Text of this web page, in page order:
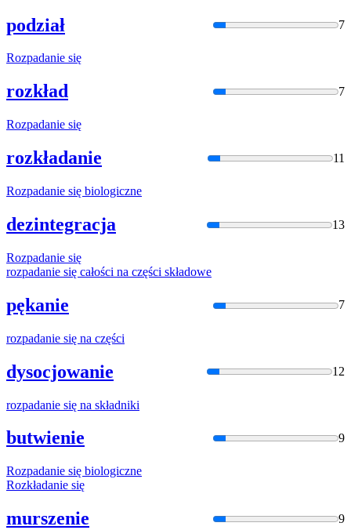
podział 7
Rozpadanie się
rozkład 7
Rozpadanie się
rozkładanie 11
Rozpadanie się biologiczne
dezintegracja 13
Rozpadanie się
rozpadanie się całości na części składowe
pękanie 7
rozpadanie się na części
dysocjowanie 12
rozpadanie się na składniki
butwienie 9
Rozpadanie się biologiczne
Rozkładanie się
murszenie 9